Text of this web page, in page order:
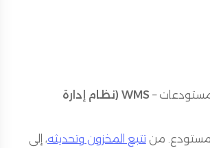
–
WMS (نظام إدارة
تتبع المخزون وتحديثه، إلى